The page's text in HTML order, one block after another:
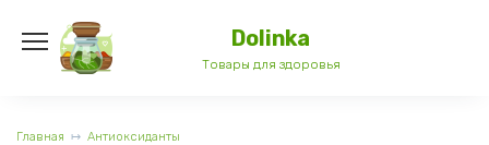
содержанию
Dolinka
Товары для здоровья
Главная Антиоксиданты